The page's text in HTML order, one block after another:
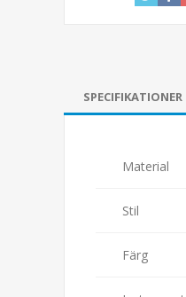
SPECIFIKATIONER
Material
Stil
Färg